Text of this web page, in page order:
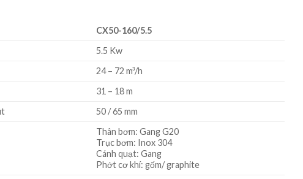
CX50-160/5.5
5.5 Kw
24 – 72 m³/h
31 – 18 m
50 / 65 mm
Thân bơm: Gang G20
Trục bơm: Inox 304
Cánh quạt: Gang
Phớt cơ khí: gốm/ graphite